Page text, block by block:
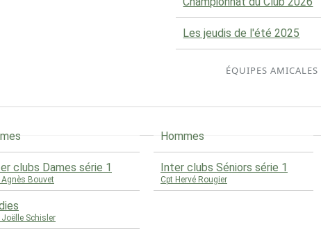
Les jeudis de l'été 2025
ÉQUIPES AMICALES
clubs Dames série 1
Agnès Bouvet
Joëlle Schisler
Hommes
Inter clubs Séniors série 1
Cpt Hervé Rougier